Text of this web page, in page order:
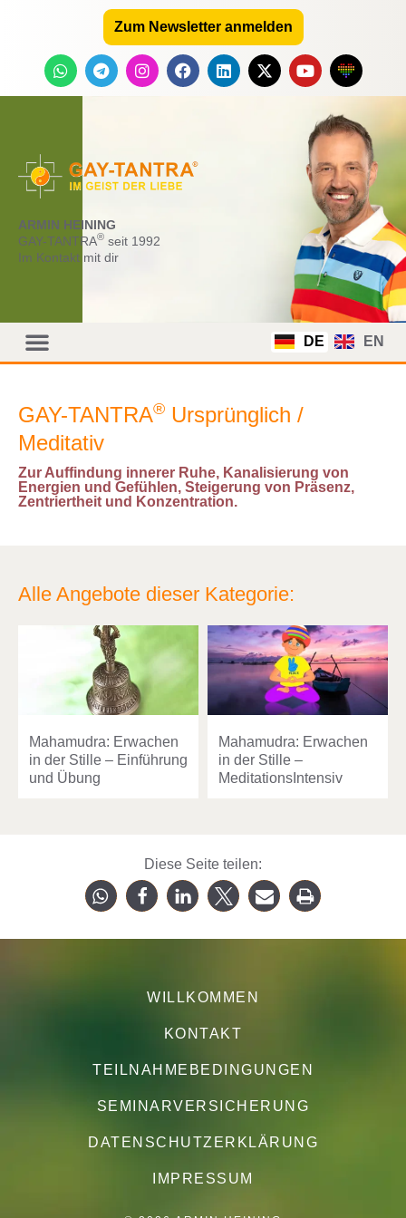
Zum Newsletter anmelden
ARMIN HEINING
GAY-TANTRA® seit 1992
Im Kontakt mit dir
DE EN
GAY-TANTRA® Ursprünglich /
Meditativ
Zur Auffindung innerer Ruhe, Kanalisierung von
Energien und Gefühlen, Steigerung von Präsenz,
Zentriertheit und Konzentration.
Alle Angebote dieser Kategorie:
Mahamudra: Erwachen
in der Stille – Einführung
und Übung
Mahamudra: Erwachen
in der Stille –
MeditationsIntensiv
Diese Seite teilen:
WILLKOMMEN
KONTAKT
TEILNAHMEBEDINGUNGEN
SEMINARVERSICHERUNG
DATENSCHUTZERKLÄRUNG
IMPRESSUM